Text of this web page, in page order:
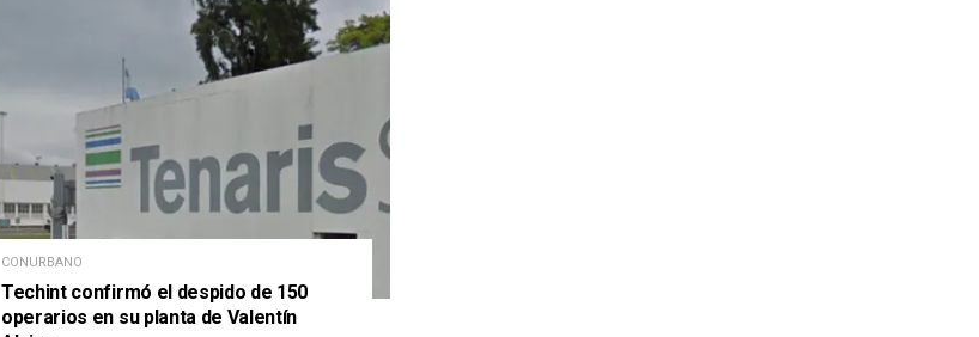
CONURBANO
Techint confirmó el despido de 150
operarios en su planta de Valentín